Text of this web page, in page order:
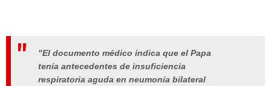
"El documento médico indica que el Papa
tenía antecedentes de insuficiencia
respiratoria aguda en neumonía bilateral